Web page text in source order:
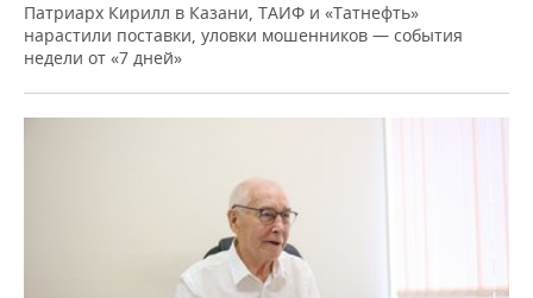
Патриарх Кирилл в Казани, ТАИФ и «Татнефть»
нарастили поставки, уловки мошенников — события
недели от «7 дней»